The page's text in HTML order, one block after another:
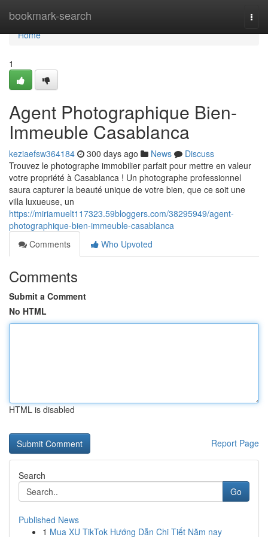
bookmark-search
Home
Home
1
Agent Photographique Bien-
Immeuble Casablanca
keziaefsw364184 300 days ago News
Discuss
Trouvez le photographe immobilier parfait pour mettre en valeur
votre propriété à Casablanca ! Un photographe professionnel
saura capturer la beauté unique de votre bien, que ce soit une
villa luxueuse, un
https://miriamuelt117323.59bloggers.com/38295949/agent-
photographique-bien-immeuble-casablanca
Comments
Who Upvoted
Comments
Submit a Comment
No HTML
HTML is disabled
Report Page
Search
Go
Published News
1 Mua XU TikTok Hướng Dẫn Chi Tiết Năm nay